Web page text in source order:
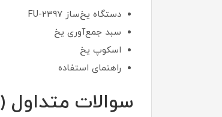
دستگاه یخ‌ساز FU-2397
سبد جمع‌آوری یخ
اسکوپ یخ
راهنمای استفاده
سوالات متداول (FAQ)